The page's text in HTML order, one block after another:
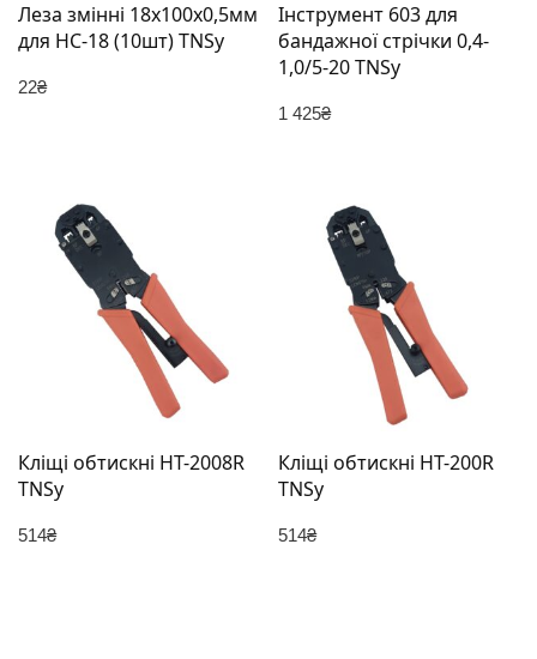
Леза змінні 18х100х0,5мм
для НС-18 (10шт) TNSy
22₴
Інструмент 603 для
бандажної стрічки 0,4-
1,0/5-20 TNSy
1 425₴
Кліщі обтискні НТ-2008R
TNSy
514₴
Кліщі обтискні НТ-200R
TNSy
514₴